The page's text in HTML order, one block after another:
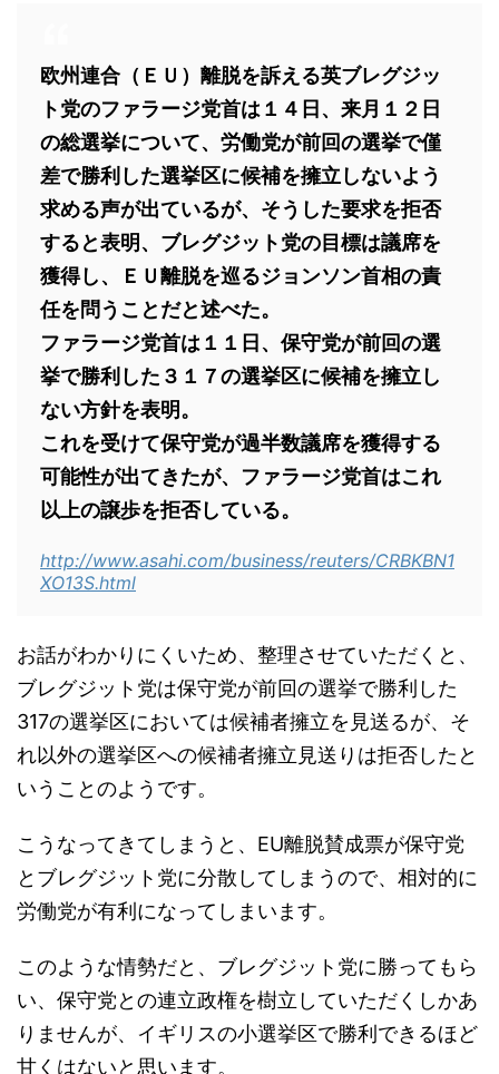
欧州連合（ＥＵ）離脱を訴える英ブレグジッ
ト党のファラージ党首は１４日、来月１２日
の総選挙について、労働党が前回の選挙で僅
差で勝利した選挙区に候補を擁立しないよう
求める声が出ているが、そうした要求を拒否
すると表明、ブレグジット党の目標は議席を
獲得し、ＥＵ離脱を巡るジョンソン首相の責
任を問うことだと述べた。
ファラージ党首は１１日、保守党が前回の選
挙で勝利した３１７の選挙区に候補を擁立し
ない方針を表明。
これを受けて保守党が過半数議席を獲得する
可能性が出てきたが、ファラージ党首はこれ
以上の譲歩を拒否している。
http://www.asahi.com/business/reuters/CRBKBN1
XO13S.html
お話がわかりにくいため、整理させていただくと、
ブレグジット党は保守党が前回の選挙で勝利した
317の選挙区においては候補者擁立を見送るが、そ
れ以外の選挙区への候補者擁立見送りは拒否したと
いうことのようです。
こうなってきてしまうと、EU離脱賛成票が保守党
とブレグジット党に分散してしまうので、相対的に
労働党が有利になってしまいます。
このような情勢だと、ブレグジット党に勝ってもら
い、保守党との連立政権を樹立していただくしかあ
りませんが、イギリスの小選挙区で勝利できるほど
甘くはないと思います。